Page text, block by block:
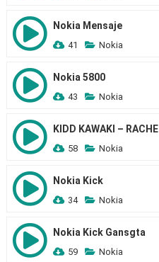
Nokia Mensaje
41 Nokia
Nokia 5800
43 Nokia
KIDD KAWAKI – RACHE
58 Nokia
Nokia Kick
34 Nokia
Nokia Kick Gansgta
59 Nokia